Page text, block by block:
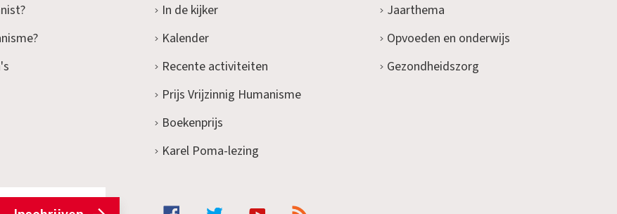
In de kijker
Kalender
Recente activiteiten
Prijs Vrijzinnig Humanisme
Boekenprijs
Karel Poma-lezing
Jaarthema
Opvoeden en onderwijs
Gezondheidszorg